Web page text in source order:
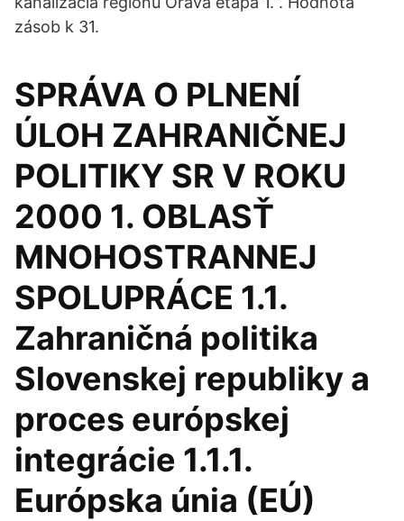
zásob k 31.
SPRÁVA O PLNENÍ
ÚLOH ZAHRANIČNEJ
POLITIKY SR V ROKU
2000 1. OBLASŤ
MNOHOSTRANNEJ
SPOLUPRÁCE 1.1.
Zahraničná politika
Slovenskej republiky a
proces európskej
integrácie 1.1.1.
Európska únia (EÚ)